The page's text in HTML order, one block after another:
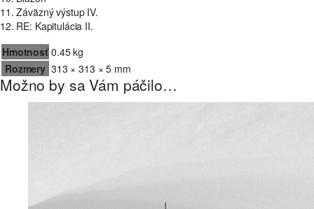
11. Záväzný výstup IV.
12. RE: Kapitulácia II.
Hmotnosť 0.45 kg
Rozmery 313 × 313 × 5 mm
Možno by sa Vám páčilo…